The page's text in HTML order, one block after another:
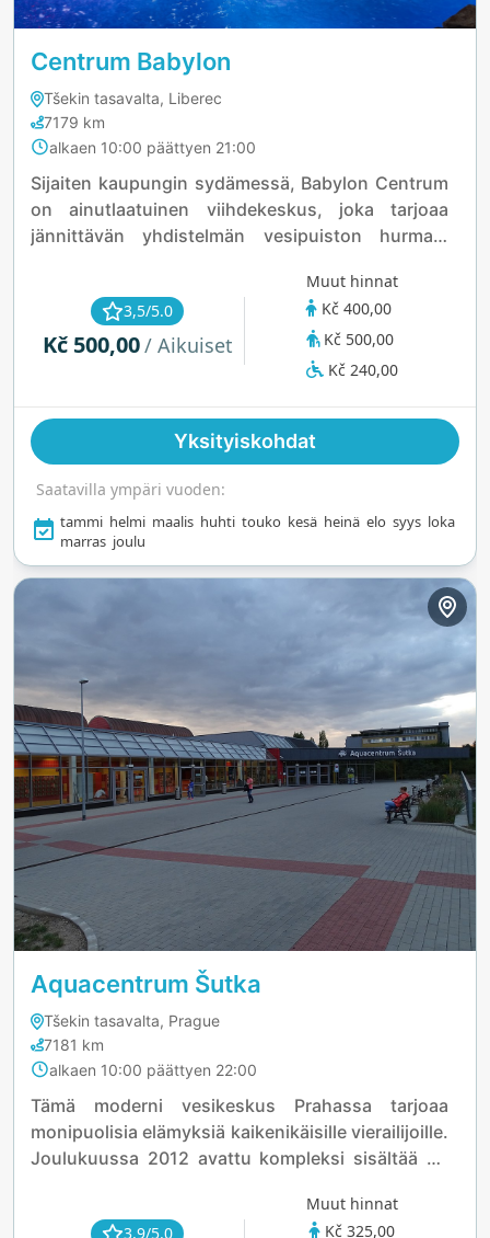
Centrum Babylon
Tšekin tasavalta, Liberec
7179 km
alkaen 10:00 päättyen 21:00
Sijaiten kaupungin sydämessä, Babylon Centrum
on ainutlaatuinen viihdekeskus, joka tarjoaa
jännittävän yhdistelmän vesipuiston hurmaa,
nähtävyyksiä. Huikeista liukumäistä rentouttaviin
laiskajokiin vesipuisto tarjoaa seikkailuntäyteisen
pakopaikan niin perheille kuin
adrenaliininhakijoillekin. Hyvinvointialue kutsuu
rauhoittavissa hoidoissa, kun taas lapset voivat
nauttia tuntikausia hauskanpidosta
rentoutumista, tutkimista tai vesileikkeihin
sukeltamista, tämä kohde tarjoaa dynaamisen
kokemuksen, joka saa vierailijat palaamaan yhä
uudelleen.
3,5/5.0
Kč 500,00/ Aikuiset
Muut hinnat
Kč 400,00
Kč 500,00
Kč 240,00
Yksityiskohdat
Saatavilla ympäri vuoden:
tammi helmi maalis huhti touko kesä heinä elo syys loka
marras joulu
Aquacentrum Šutka
Tšekin tasavalta, Prague
7181 km
alkaen 10:00 päättyen 22:00
Tämä moderni vesikeskus Prahassa tarjoaa
monipuolisia elämyksiä kaikenikäisille vierailijoille.
Joulukuussa 2012 avattu kompleksi sisältää 50
vesiliukumäkeä, rentoutumisaltaan sekä lasten
3,9/5.0
Muut hinnat
Kč 325,00